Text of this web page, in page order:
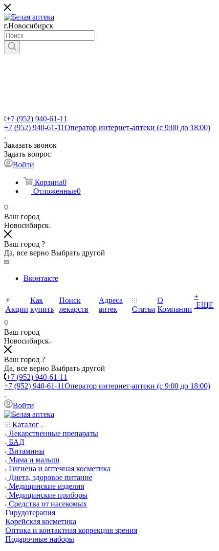
г.Новосибирск
+7 (952) 940-61-11
+7 (952) 940-61-11Оператор интернет-аптеки (с 9:00 до 18:00)
Заказать звонок
Задать вопрос
Войти
Корзина0
Отложенные0
Ваш город
Новосибирск
Ваш город ?
Да, все верно Выбрать другой
Вконтакте
Акции
Как
купить
Поиск
лекарств
Адреса
аптек
Статьи
О
Компании
+
ЕЩЕ
Ваш город
Новосибирск
Ваш город ?
Да, все верно Выбрать другой
+7 (952) 940-61-11
+7 (952) 940-61-11Оператор интернет-аптеки (с 9:00 до 18:00)
Войти
Каталог
Лекарственные препараты
БАД
Витамины
Мама и малыш
Гигиена и аптечная косметика
Диета, здоровое питание
Медицинские изделия
Медицинские приборы
Средства от насекомых
Гирудотерапия
Корейская косметика
Оптика и контактная коррекция зрения
Подарочные наборы